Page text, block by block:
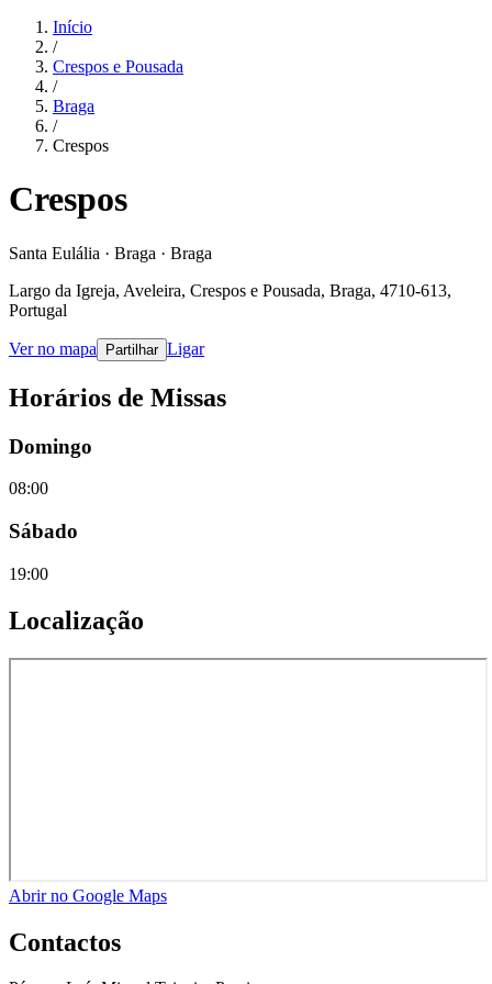
Início
/
Crespos e Pousada
/
Braga
/
Crespos
Crespos
Santa Eulália · Braga · Braga
Largo da Igreja, Aveleira, Crespos e Pousada, Braga, 4710-613,
Portugal
Ver no mapa Partilhar Ligar
Horários de Missas
Domingo
08:00
Sábado
19:00
Localização
Abrir no Google Maps
Contactos